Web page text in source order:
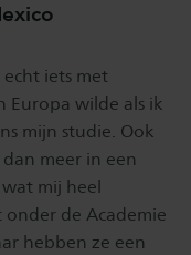
iets met
Europa wilde als ik
mijn studie. Ook
meer in een
mij heel
de Academie
hebben ze een